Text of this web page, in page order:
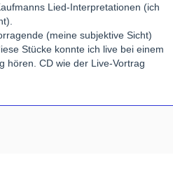
Lied-Interpretationen (ich
(meine subjektive Sicht)
Stücke konnte ich live bei einem
hören. CD wie der Live-Vortrag